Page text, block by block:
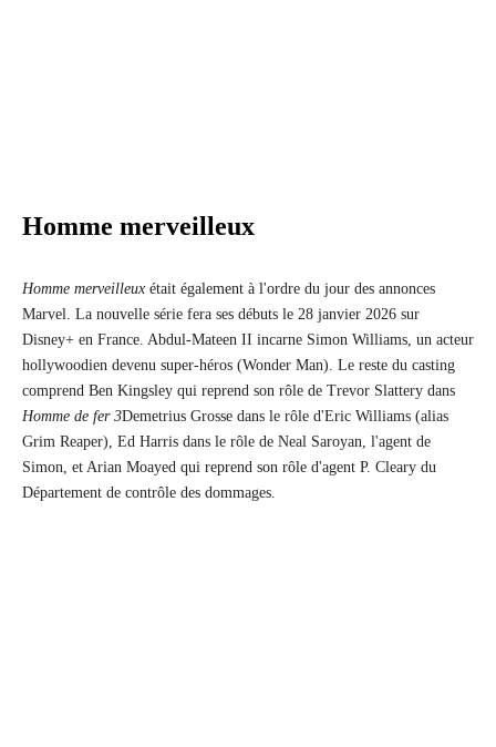
Homme merveilleux
Homme merveilleux était également à l'ordre du jour des annonces
Marvel. La nouvelle série fera ses débuts le 28 janvier 2026 sur
Disney+ en France. Abdul-Mateen II incarne Simon Williams, un acteur
hollywoodien devenu super-héros (Wonder Man). Le reste du casting
comprend Ben Kingsley qui reprend son rôle de Trevor Slattery dans
Homme de fer 3Demetrius Grosse dans le rôle d'Eric Williams (alias
Grim Reaper), Ed Harris dans le rôle de Neal Saroyan, l'agent de
Simon, et Arian Moayed qui reprend son rôle d'agent P. Cleary du
Département de contrôle des dommages.